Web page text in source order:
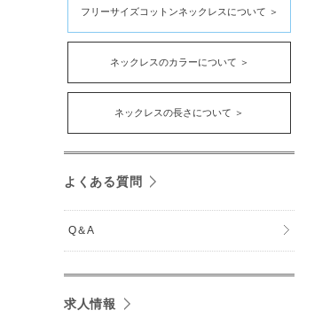
フリーサイズコットンネックレスについて ＞
ネックレスのカラーについて ＞
ネックレスの長さについて ＞
よくある質問
Q＆A
求人情報